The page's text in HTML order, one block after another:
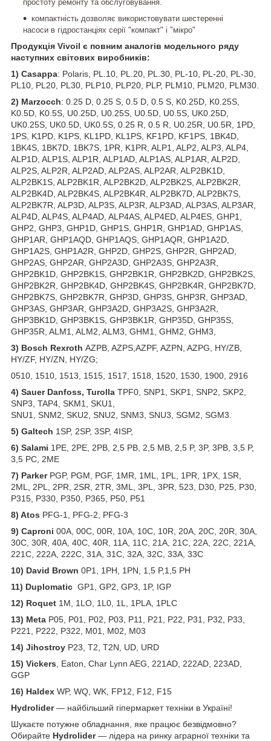
простоту ремонту та обслуговування.
компактність дозволяє використовувати шестеренні
насоси в гідростанціях серії "компакт" і "мікро"
Продукція Vivoil є повним аналогів модельного ряду
наступних світових виробників:
1) Casappa: Polaris, PL.10, PL.20, PL.30, PL-10, PL-20, PL-30,
PL10, PL20, PL30, PLP10, PLP20, PLP, PLM10, PLM20, PLM30.
2) Marzocch: 0.25 D, 0.25 S, 0.5 D, 0.5 S, K0.25D, K0.25S,
K0.5D, K0.5S, U0.25D, U0.25S, U0.5D, U0.5S, UK0.25D,
UK0.25S, UK0.5D, UK0.5S, 0.25 R, 0.5 R, U0.25R, U0.5R, 1PD,
1PS, K1PD, K1PS, KL1PD, KL1PS, KF1PD, KF1PS, 1BK4D,
1BK4S, 1BK7D, 1BK7S, 1PR, K1PR, ALP1, ALP2, ALP3, ALP4,
ALP1D, ALP1S, ALP1R, ALP1AD, ALP1AS, ALP1AR, ALP2D,
ALP2S, ALP2R, ALP2AD, ALP2AS, ALP2AR, ALP2BK1D,
ALP2BK1S, ALP2BK1R, ALP2BK2D, ALP2BK2S, ALP2BK2R,
ALP2BK4D, ALP2BK4S, ALP2BK4R, ALP2BK7D, ALP2BK7S,
ALP2BK7R, ALP3D, ALP3S, ALP3R, ALP3AD, ALP3AS, ALP3AR,
ALP4D, ALP4S, ALP4AD, ALP4AS, ALP4ED, ALP4ES, GHP1,
GHP2, GHP3, GHP1D, GHP1S, GHP1R, GHP1AD, GHP1AS,
GHP1AR, GHP1AQD, GHP1AQS, GHP1AQR, GHP1A2D,
GHP1A2S, GHP1A2R, GHP2D, GHP2S, GHP2R, GHP2AD,
GHP2AS, GHP2AR, GHP2A3D, GHP2A3S, GHP2A3R,
GHP2BK1D, GHP2BK1S, GHP2BK1R, GHP2BK2D, GHP2BK2S,
GHP2BK2R, GHP2BK4D, GHP2BK4S, GHP2BK4R, GHP2BK7D,
GHP2BK7S, GHP2BK7R, GHP3D, GHP3S, GHP3R, GHP3AD,
GHP3AS, GHP3AR, GHP3A2D, GHP3A2S, GHP3A2R,
GHP3BK1D, GHP3BK1S, GHP3BK1R, GHP35D, GHP35S,
GHP35R, ALM1, ALM2, ALM3, GHM1, GHM2, GHM3,
3) Bosch Rexroth AZPB, AZPS,AZPF, AZPN, AZPG, HY/ZB,
HY/ZF, HY/ZN, HY/ZG;
0510, 1510, 1513, 1515, 1517, 1518, 1520, 1530, 1900, 2916
4) Sauer Danfoss, Turolla TPF0, SNP1, SKP1, SNP2, SKP2,
SNP3, TAP4, SKM1, SKU1,
SNU1, SNM2, SKU2, SNU2, SNM3, SNU3, SGM2, SGM3.
5) Galtech 1SP, 2SP, 3SP, 4ISP,
6) Salami 1PE, 2PE, 2PB, 2,5 PB, 2,5 MB, 2,5 P, 3P, 3PB, 3,5 P,
3,5 PC, 2ME
7) Parker PGP, PGM, PGF, 1MR, 1ML, 1PL, 1PR, 1PX, 1SR,
2ML, 2PL, 2PR, 2SR, 2TR, 3ML, 3PL, 3PR, 523, D30, P25, P30,
P315, P330, P350, P365, P50, P51
8) Atos PFG-1, PFG-2, PFG-3
9) Caproni 00A, 00C, 00R, 10A, 10C, 10R, 20A, 20C, 20R, 30A,
30C, 30R, 40A, 40C, 40R, 11A, 11C, 21A, 21C, 22A, 22C, 221A,
221C, 222A, 222C, 31A, 31C, 32A, 32C, 33A, 33C
10) David Brown 0P1, 1PH, 1PN, 1,5 P,1,5 PH
11) Duplomatic GP1, GP2, GP3, 1P, IGP
12) Roquet 1M, 1LO, 1L0, 1L, 1PLA, 1PLC
13) Meta P05, P01, P02, P03, P11, P21, P22, P31, P32, P33,
P221, P222, P322, M01, M02, M03
14) Jihostroy P23, T2, T2N, UD, URD
15) Vickers , Eaton, Char Lynn AEG, 221AD, 222AD, 223AD,
GGP
16) Haldex WP, WQ, WK, FP12, F12, F15
Hydrolider— найбільший гіпермаркет техніки в Україні!
Шукаєте потужне обладнання, яке працює безвідмовно?
Обирайте Hydrolider— лідера на ринку аграрної техніки та